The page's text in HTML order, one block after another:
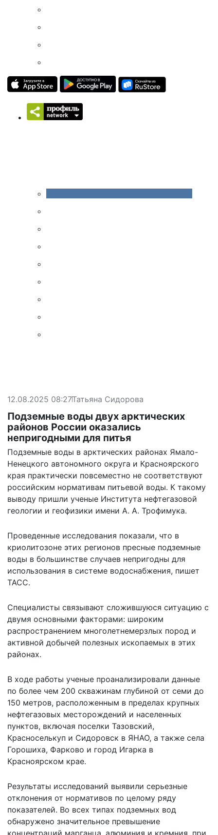
12.08.2025 08:27Татьяна Сидорова
Подземные воды двух арктических
районов России оказались
непригодными для питья
Подземные воды в арктических районах Ямало-
Ненецкого автономного округа и Красноярского
края практически повсеместно не соответствуют
российским нормативам питьевой воды. К такому
выводу пришли ученые Института нефтегазовой
геологии и геофизики имени А. А. Трофимука.
Проведенные исследования показали, что в
криолитозоне этих регионов пресные подземные
воды в большинстве случаев непригодны для
использования в системе водоснабжения, пишет
ТАСС.
Специалисты связывают сложившуюся ситуацию с
двумя основными факторами: широким
распространением многолетнемерзлых пород и
активной добычей полезных ископаемых в этих
районах.
В ходе работы ученые проанализировали данные
по более чем 200 скважинам глубиной от семи до
150 метров, расположенным в пределах крупных
нефтегазовых месторождений и населенных
пунктов, включая поселки Тазовский,
Красноселькуп и Сидоровск в ЯНАО, а также села
Горошиха, Фарково и город Игарка в
Красноярском крае.
Результаты исследований выявили серьезные
отклонения от нормативов по целому ряду
показателей. Во всех типах подземных вод
обнаружено значительное превышение
концентраций марганца, алюминия и кремния, при